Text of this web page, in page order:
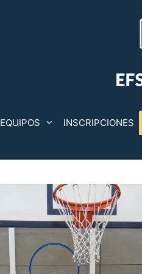
EQUIPOS INSCRIPCIONES